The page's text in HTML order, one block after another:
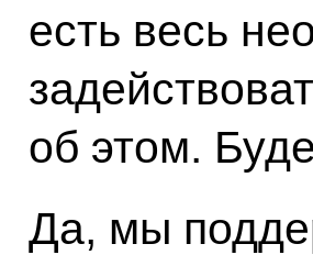
есть весь
об этом.
Да, мы